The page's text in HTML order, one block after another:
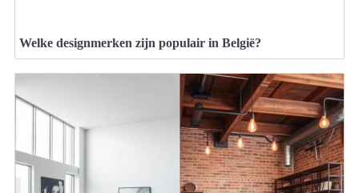
Welke designmerken zijn populair in België?